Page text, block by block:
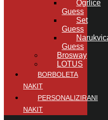
Ogrlice
Guess
Set
Guess
Guess
Brosway
LOTUS
BORBOLETA
NAKIT
PERSONALIZIRANI
NAKIT